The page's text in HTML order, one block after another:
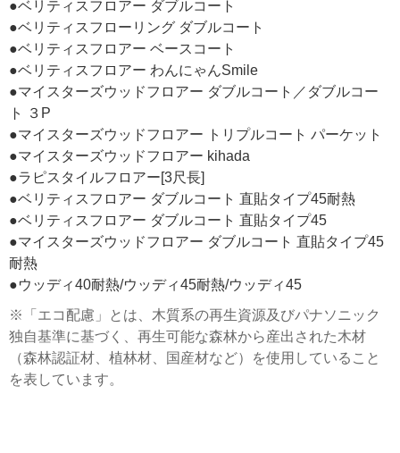
●ベリティスフロアー ダブルコート
●ベリティスフローリング ダブルコート
●ベリティスフロアー ベースコート
●ベリティスフロアー わんにゃんSmile
●マイスターズウッドフロアー ダブルコート／ダブルコー
ト ３P
●マイスターズウッドフロアー トリプルコート パーケット
●マイスターズウッドフロアー kihada
●ラピスタイルフロアー[3尺長]
●ベリティスフロアー ダブルコート 直貼タイプ45耐熱
●ベリティスフロアー ダブルコート 直貼タイプ45
●マイスターズウッドフロアー ダブルコート 直貼タイプ45
耐熱
●ウッディ40耐熱/ウッディ45耐熱/ウッディ45
※「エコ配慮」とは、木質系の再生資源及びパナソニック
独自基準に基づく、再生可能な森林から産出された木材
（森林認証材、植林材、国産材など）を使用していること
を表しています。